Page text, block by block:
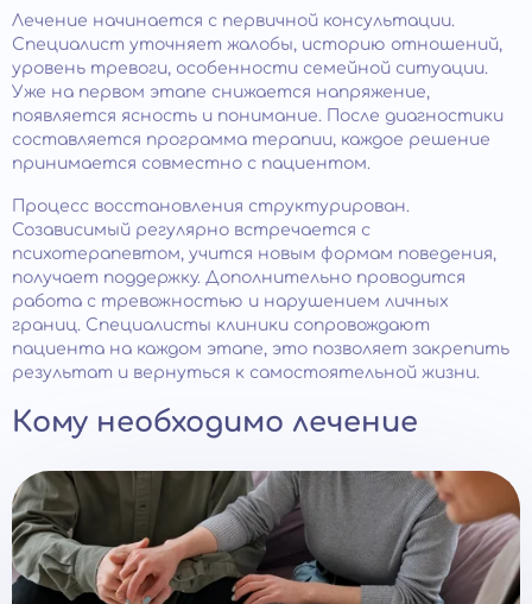
Лечение начинается с первичной консультации.
Специалист уточняет жалобы, историю отношений,
уровень тревоги, особенности семейной ситуации.
Уже на первом этапе снижается напряжение,
появляется ясность и понимание. После диагностики
составляется программа терапии, каждое решение
принимается совместно с пациентом.
Процесс восстановления структурирован.
Созависимый регулярно встречается с
психотерапевтом, учится новым формам поведения,
получает поддержку. Дополнительно проводится
работа с тревожностью и нарушением личных
границ. Специалисты клиники сопровождают
пациента на каждом этапе, это позволяет закрепить
результат и вернуться к самостоятельной жизни.
Кому необходимо лечение